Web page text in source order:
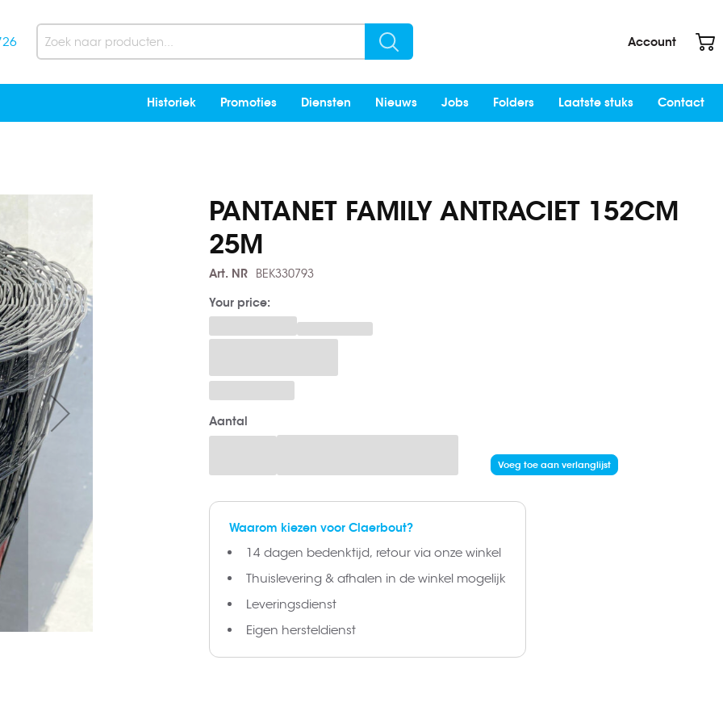
Account
Search
Search
Historiek Promoties Diensten Nieuws Jobs Folders Laatste stuks Contact
PANTANET FAMILY ANTRACIET 152CM
25M
Art. NR
BEK330793
Your price:
Aantal
Voeg toe aan verlanglijst
Waarom kiezen voor Claerbout?
14 dagen bedenktijd, retour via onze winkel
Thuislevering & afhalen in de winkel mogelijk
Leveringsdienst
Eigen hersteldienst